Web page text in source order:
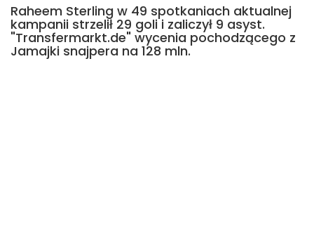
Raheem Sterling w 49 spotkaniach aktualnej
kampanii strzelił 29 goli i zaliczył 9 asyst.
"Transfermarkt.de" wycenia pochodzącego z
Jamajki snajpera na 128 mln.